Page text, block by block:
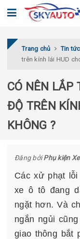
Trang chủ Tin tức
trên kính lái HUD
CÓ NÊN LẮP
ĐỘ TRÊN
KHÔNG ?
Đăng bởiPhụ kiện
Các xử phạt
xe ô tô đang
ngặt hơn. Và
ngắn ngủi
giao thông bắt